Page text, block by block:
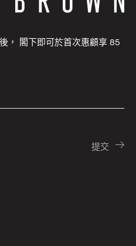
， 閣下即可於首次惠顧享 85